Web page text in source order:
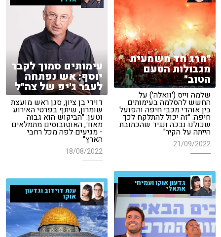
"חרג חד משמעית
מגבולות הטעם
הטוב"
שלמה וייס ('וואלה') על
החשש להסלמה בעימותים
בין אוהדי מכבי חיפה והפועל
חיפה: "זה יכול להתלקח לכך
שכולנו נבכה ונגיד שהכתובת
הייתה על הקיר"
21/09/2022
עימותים סמוך לקבר
יוסף: אש נפתחה
לעבר ג'יפ של צה"ל
דוידי בן ציון, סגן ראש מועצת
שומרון, שיתף בפרטי האירוע
וטען: "הביקוש הוא גבוה
מאוד, האוטובוסים מתמלאים
- מגיעים לפה מכל רחבי
הארץ"
18/08/2022
גדעון אוקו ועמיחי
אתאלי ענת דוידוב וגדעון
אוקו